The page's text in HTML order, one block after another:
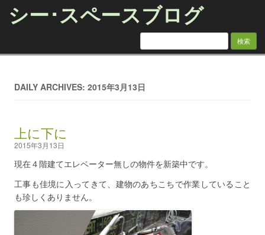
シー･スペースブログ
検索:
DAILY ARCHIVES: 2015年3月13日
上に下に
2015年3月13日
現在４階建てエレベーター無しの物件を新築中です。
工事も佳境に入ってきて、建物のあちこちで作業していること
も珍しくありません。